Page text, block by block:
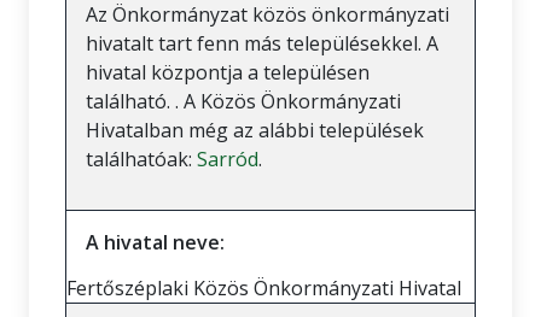
Az Önkormányzat közös önkormányzati
hivatalt tart fenn más településekkel. A
hivatal központja a településen
található. . A Közös Önkormányzati
Hivatalban még az alábbi települések
találhatóak: Sarród.
A hivatal neve:
Fertőszéplaki Közös Önkormányzati Hivatal